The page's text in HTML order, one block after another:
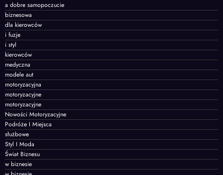
a dobre samopoczucie
biznesowa
dla kierowców
i fuzje
i styl
kierowców
medyczna
modele aut
motoryzacyjna
motoryzacyjne
motoryzacyjne
Nowości Motoryzacyjne
Podróże I Miejsca
służbowe
Styl I Moda
Świat Biznesu
w biznesie